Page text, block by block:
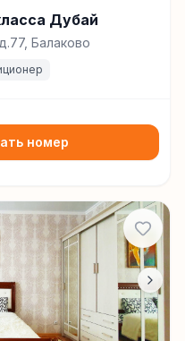
Дубай
Балаково
номер